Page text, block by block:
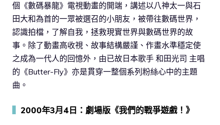
個《數碼暴龍》電視動畫的開端，講述以八神太一與石
田大和為首的一眾被選召的小朋友，被帶往數碼世界，
認識拍檔，了解自我，拯救現實世界與數碼世界的故
事。除了動畫高收視、故事結構嚴謹、作畫水準穩定使
之成為一代人的回憶外，由已故日本歌手 和田光司 主唱
的《Butter-Fly》亦是貫穿一整個系列粉絲心中的主題
曲。
2000年3月4日：劇場版《我們的戰爭遊戲！》